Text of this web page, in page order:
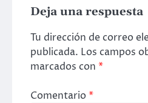
Deja una respuesta
Tu dirección de correo
publicada. Los campos
marcados con *
Comentario*